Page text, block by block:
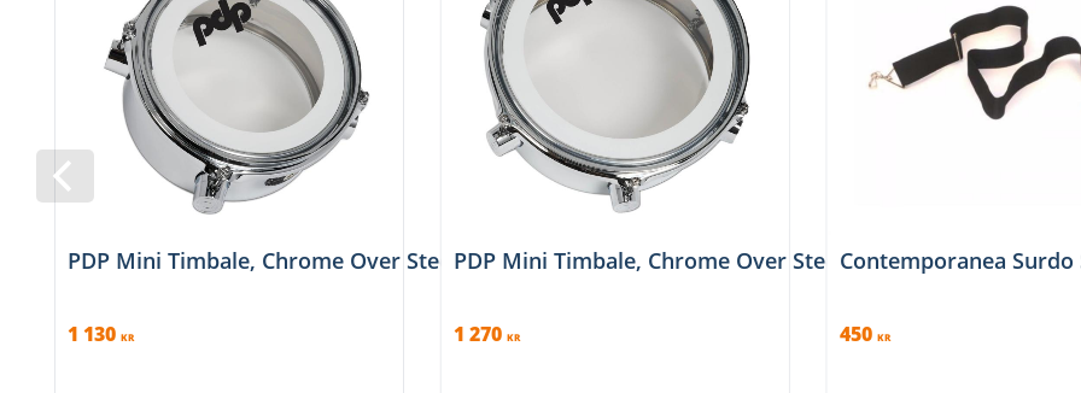
PDP Mini Timbale, Chrome Over Steel - 8 inch
1 130 KR
PDP Mini Timbale, Chrome Over Steel - 10 inch
1 270 KR
Contemporanea
450 KR